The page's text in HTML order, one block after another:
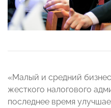
«Малый и средний
жесткого налогового
последнее время